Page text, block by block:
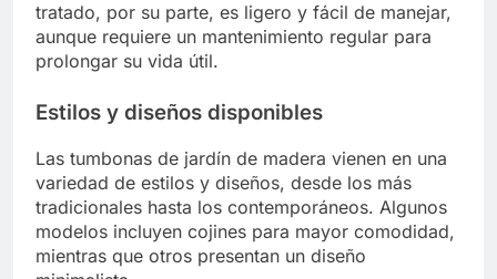
tratado, por su parte, es ligero y fácil de manejar,
aunque requiere un mantenimiento regular para
prolongar su vida útil.
Estilos y diseños disponibles
Las tumbonas de jardín de madera vienen en una
variedad de estilos y diseños, desde los más
tradicionales hasta los contemporáneos. Algunos
modelos incluyen cojines para mayor comodidad,
mientras que otros presentan un diseño